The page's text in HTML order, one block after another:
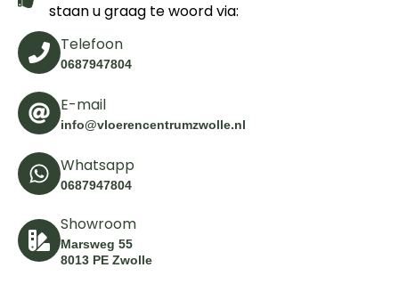
staan u graag te woord via:
Telefoon
0687947804
E-mail
info@vloerencentrumzwolle.nl
Whatsapp
0687947804
Showroom
Marsweg 55
8013 PE Zwolle